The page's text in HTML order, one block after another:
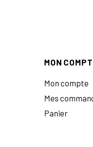
MON
Mon compte
Mes
Panier